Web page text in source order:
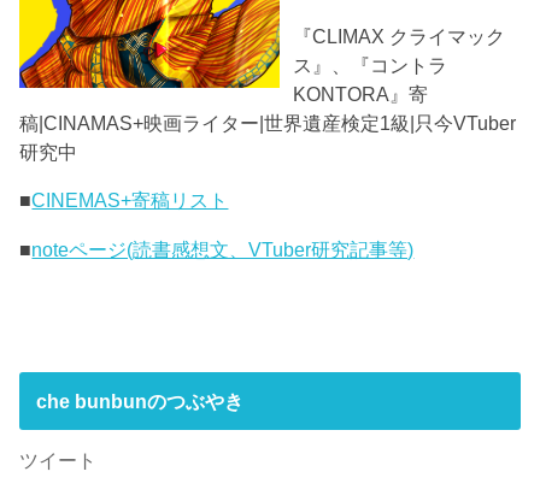
『CLIMAX クライマック
ス』、『コントラ
KONTORA』寄
稿|CINAMAS+映画ライター|世界遺産検定1級|只今VTuber
研究中
■CINEMAS+寄稿リスト
■noteページ(読書感想文、VTuber研究記事等)
che bunbunのつぶやき
ツイート